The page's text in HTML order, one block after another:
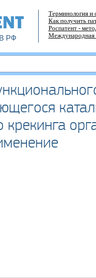
РФ
Терминология и
Как получить
Роспатент -
Международная
крекинга